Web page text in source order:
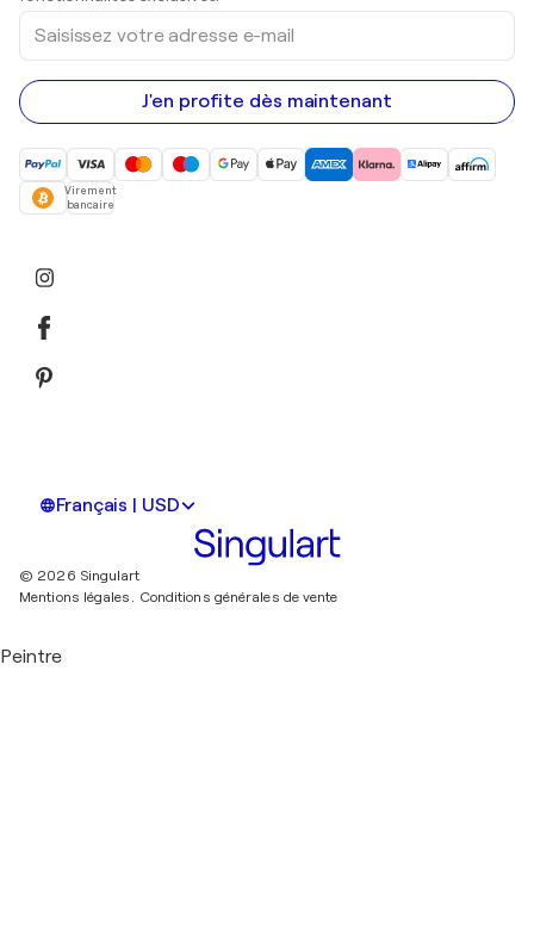
Saisissez
votre
adresse
e-
mail
J'en profite dès maintenant
Virement
bancaire
Français | USD
© 2026 Singulart
Mentions légales.
Conditions générales de vente
Peintre